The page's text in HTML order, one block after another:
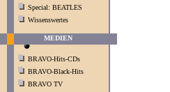
Special: BEATLES
Wissenswertes
MEDIEN
BRAVO-Hits-CDs
BRAVO-Black-Hits
BRAVO TV